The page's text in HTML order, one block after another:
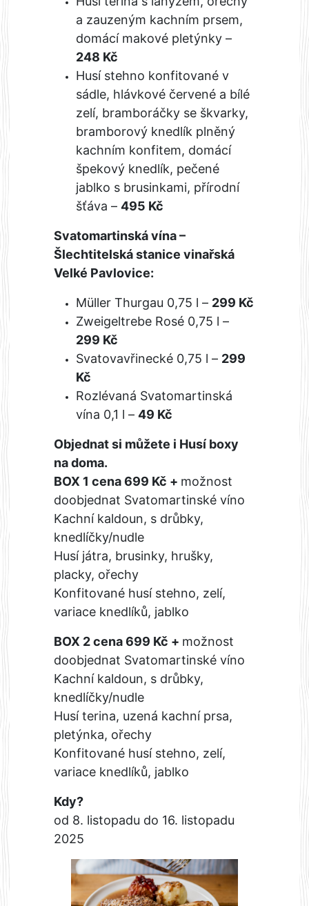
a zauzeným kachním prsem,
domácí makové pletýnky –
248 Kč
Husí stehno konfitované v
sádle, hlávkové červené a bílé
zelí, bramboráčky se škvarky,
bramborový knedlík plněný
kachním konfitem, domácí
špekový knedlík, pečené
jablko s brusinkami, přírodní
šťáva – 495 Kč
Svatomartinská vína –
Šlechtitelská stanice vinařská
Velké Pavlovice:
Müller Thurgau 0,75 l – 299 Kč
Zweigeltrebe Rosé 0,75 l –
299 Kč
Svatovavřinecké 0,75 l – 299
Kč
Rozlévaná Svatomartinská
vína 0,1 l – 49 Kč
Objednat si můžete i Husí boxy
na doma.
BOX 1 cena 699 Kč + možnost
doobjednat Svatomartinské víno
Kachní kaldoun, s drůbky,
knedlíčky/nudle
Husí játra, brusinky, hrušky,
placky, ořechy
Konfitované husí stehno, zelí,
variace knedlíků, jablko
BOX 2 cena 699 Kč + možnost
doobjednat Svatomartinské víno
Kachní kaldoun, s drůbky,
knedlíčky/nudle
Husí terina, uzená kachní prsa,
pletýnka, ořechy
Konfitované husí stehno, zelí,
variace knedlíků, jablko
Kdy?
od 8. listopadu do 16. listopadu
2025